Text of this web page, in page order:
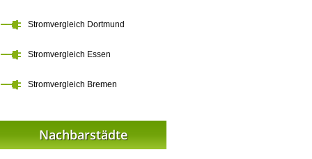
Stromvergleich Dortmund
Stromvergleich Essen
Stromvergleich Bremen
Nachbarstädte